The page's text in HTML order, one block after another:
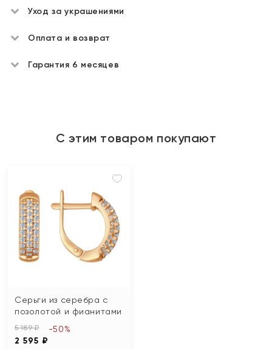
Уход за украшениями
Оплата и возврат
Гарантия 6 месяцев
С этим товаром покупают
Серьги из серебра с
позолотой и фианитами
5 189 ₽
2 595 ₽
-50%